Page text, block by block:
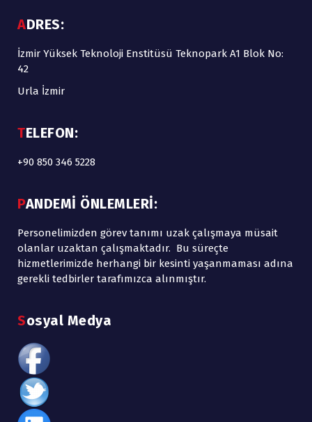
ADRES:
İzmir Yüksek Teknoloji Enstitüsü Teknopark A1 Blok No:
42
Urla İzmir
TELEFON:
+90 850 346 5228
PANDEMİ ÖNLEMLERİ:
Personelimizden görev tanımı uzak çalışmaya müsait
olanlar uzaktan çalışmaktadır. Bu süreçte
hizmetlerimizde herhangi bir kesinti yaşanmaması adına
gerekli tedbirler tarafımızca alınmıştır.
Sosyal Medya